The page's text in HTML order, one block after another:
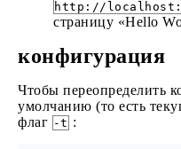
http://
страницу «Hello
конфигурация
Чтобы переопределить
умолчанию (то есть
флаг -t :